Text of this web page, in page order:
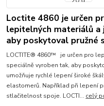
Loctite 4860 je určen
lepitelných materiálů a
aby poskytoval pružné
LOCTITE® 4860™ je určen pro
speciálně vyroben tak, aby
umožňuje rychlé lepení široké
elastomerů. Například při lepení
stlačitelnost spoje. LOCTI... celý